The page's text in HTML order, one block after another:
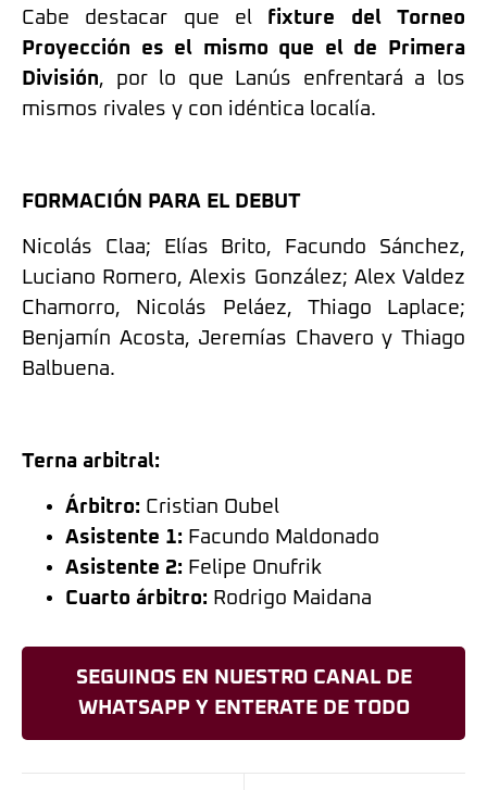
Cabe destacar que el fixture del Torneo
Proyección es el mismo que el de Primera
División, por lo que Lanús enfrentará a los
mismos rivales y con idéntica localía.
FORMACIÓN PARA EL DEBUT
Nicolás Claa; Elías Brito, Facundo Sánchez,
Luciano Romero, Alexis González; Alex Valdez
Chamorro, Nicolás Peláez, Thiago Laplace;
Benjamín Acosta, Jeremías Chavero y Thiago
Balbuena.
Terna arbitral:
Árbitro: Cristian Oubel
Asistente 1: Facundo Maldonado
Asistente 2: Felipe Onufrik
Cuarto árbitro: Rodrigo Maidana
SEGUINOS EN NUESTRO CANAL DE
WHATSAPP Y ENTERATE DE TODO